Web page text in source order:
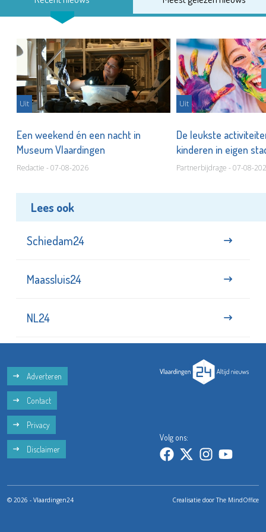
Uit
Een weekend én een nacht in
Museum Vlaardingen
Redactie - 07-08-2026
Uit
De leukste
kinderen in eigen
Partnerbijdrage - 07-08-
Lees ook
Schiedam24
Maassluis24
NL24
Adverteren
Contact
Privacy
Disclaimer
Volg ons:
© 2026 - Vlaardingen24 Crealisatie doorThe MindOffice